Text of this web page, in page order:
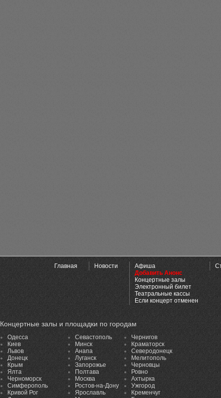
Главная Новости
Афиша
Добавить Анонс
Концертные залы
Электронный билет
Театральные кассы
Если концерт отменен
Концертные залы и площадки по городам
Одесса
Киев
Львов
Донецк
Крым
Ялта
Черноморск
Симферополь
Кривой Рог
Севастополь
Минск
Анапа
Луганск
Запорожье
Полтава
Москва
Ростов-на-Дону
Ярославль
Чернигов
Краматорск
Северодонецк
Мелитополь
Черновцы
Ровно
Ахтырка
Ужгород
Кременчуг